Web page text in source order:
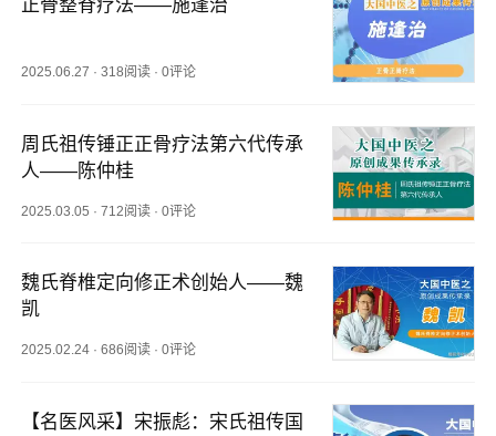
正骨整脊疗法——施逢治
2025.06.27 ·318阅读 ·0评论
周氏祖传锤正正骨疗法第六代传承
人——陈仲桂
2025.03.05 ·712阅读 ·0评论
魏氏脊椎定向修正术创始人——魏
凯
2025.02.24 ·686阅读 ·0评论
【名医风采】宋振彪：宋氏祖传国